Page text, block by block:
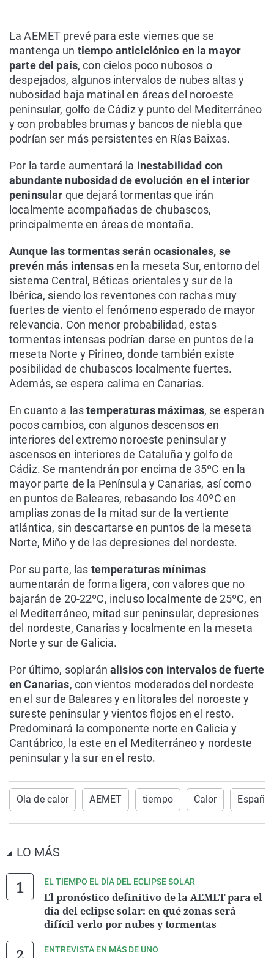
La AEMET prevé para este viernes que se
mantenga un tiempo anticiclónico en la mayor
parte del país, con cielos poco nubosos o
despejados, algunos intervalos de nubes altas y
nubosidad baja matinal en áreas del noroeste
peninsular, golfo de Cádiz y punto del Mediterráneo
y con probables brumas y bancos de niebla que
podrían ser más persistentes en Rías Baixas.
Por la tarde aumentará la inestabilidad con
abundante nubosidad de evolución en el interior
peninsular que dejará tormentas que irán
localmente acompañadas de chubascos,
principalmente en áreas de montaña.
Aunque las tormentas serán ocasionales, se
prevén más intensasen la meseta Sur, entorno del
sistema Central, Béticas orientales y sur de la
Ibérica, siendo los reventones con rachas muy
fuertes de viento el fenómeno esperado de mayor
relevancia. Con menor probabilidad, estas
tormentas intensas podrían darse en puntos de la
meseta Norte y Pirineo, donde también existe
posibilidad de chubascos localmente fuertes.
Además, se espera calima en Canarias.
En cuanto a lastemperaturas máximas, se esperan
pocos cambios, con algunos descensos en
interiores del extremo noroeste peninsular y
ascensos en interiores de Cataluña y golfo de
Cádiz. Se mantendrán por encima de 35ºC en la
mayor parte de la Península y Canarias, así como
en puntos de Baleares, rebasando los 40ºC en
amplias zonas de la mitad sur de la vertiente
atlántica, sin descartarse en puntos de la meseta
Norte, Miño y de las depresiones del nordeste.
Por su parte, las temperaturas mínimas
aumentarán de forma ligera, con valores que no
bajarán de 20-22ºC, incluso localmente de 25ºC, en
el Mediterráneo, mitad sur peninsular, depresiones
del nordeste, Canarias y localmente en la meseta
Norte y sur de Galicia.
Por último, soplarán alisios con intervalos de fuerte
en Canarias, con vientos moderados del nordeste
en el sur de Baleares y en litorales del noroeste y
sureste peninsular y vientos flojos en el resto.
Predominará la componente norte en Galicia y
Cantábrico, la este en el Mediterráneo y nordeste
peninsular y la sur en el resto.
Ola de calor AEMET tiempo Calor España
LO MÁS
EL TIEMPO EL DÍA DEL ECLIPSE SOLAR
El pronóstico definitivo de la AEMET para el
día del eclipse solar: en qué zonas será
difícil verlo por nubes y tormentas
ENTREVISTA EN MÁS DE UNO